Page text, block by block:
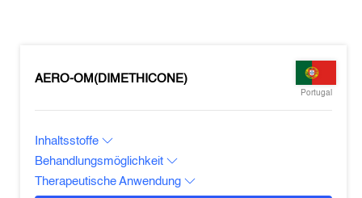
AERO-OM(DIMETHICONE)
Portugal
Inhaltsstoffe
Behandlungsmöglichkeit
Therapeutische Anwendung